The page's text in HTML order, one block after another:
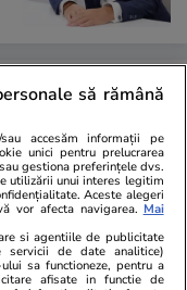
să rămână
accesăm informații pe
unici pentru prelucrarea
gestiona preferințele dvs.
utilizării unui interes legitim
Aceste alegeri
vor afecta navigarea. Mai
si agentiile de publicitate
servicii de date analitice)
sa functioneze, pentru a
afisate in functie de